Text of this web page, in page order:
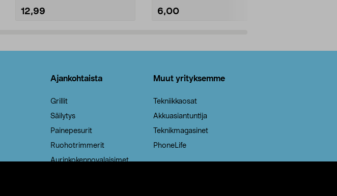
12,99 6,00
Ajankohtaista
Grillit
Säilytys
Painepesurit
Ruohotrimmerit
Aurinkokennovalaisimet
Muut yrityksemme
Tekniikkaosat
Akkuasiantuntija
Teknikmagasinet
PhoneLife